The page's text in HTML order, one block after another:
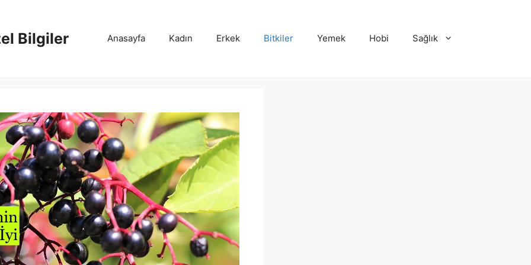
Bilgiler Anasayfa Kadın Erkek Bitkiler Yemek Hobi Sağlık